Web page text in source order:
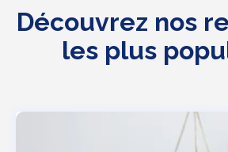
Découvrez nos
les plus